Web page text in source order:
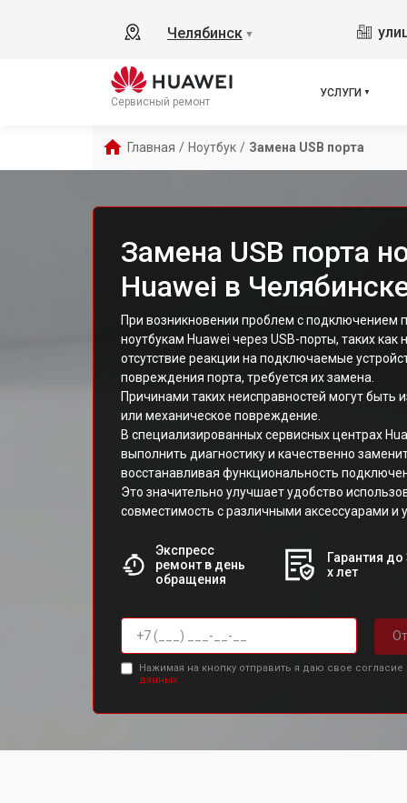
Челябинск ▼
Сервисный ремонт
УСЛУГИ
Главная / Ноутбук / Замена USB порта
Замена USB порта
Huawei в
При возникновении проблем с подключением
ноутбукам Huawei через USB-порты, таких как
отсутствие реакции на подключаемые
повреждения порта, требуется их замена.
Причинами таких неисправностей могут быть
или механическое повреждение.
В специализированных сервисных центрах
выполнить диагностику и качественно
восстанавливая функциональность
Это значительно улучшает удобство
совместимость с различными аксессуарами и
Экспресс
ремонт в день
обращения
Гарантия до
х лет
Нажимая на кнопку отправить я даю свое согласие
данных.